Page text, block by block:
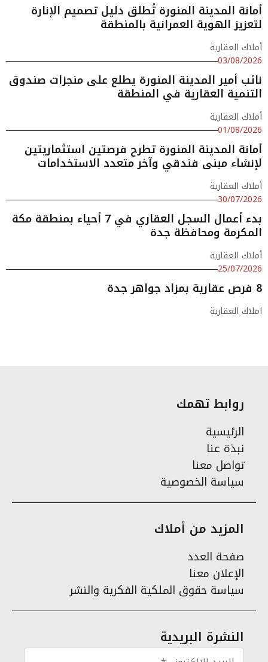
أمانة المدينة المنورة تُطلق دليل تصميم الإنارة
لتعزيز الهوية العمرانية بالمنطقة
أملاك العقارية
03/08/2026
نائب أمير المدينة المنورة يطلع على منجزات صندوق
التنمية العقارية في المنطقة
أملاك العقارية
01/08/2026
أمانة المدينة المنورة تطرح فرصتين استثماريتين
لإنشاء مبنى فندقي وآخر متعدد الاستخدامات
أملاك العقارية
30/07/2026
بدء أعمال السجل العقاري في 7 أحياء بمنطقة مكة
المكرمة ومحافظة جدة
أملاك العقارية
25/07/2026
8 فرص عقارية بمزاد جواهر جدة
املاك العقارية
روابط تهمك
الرئيسية
نبذة عنا
تواصل معنا
سياسة الخصوصية
المزيد من أملاك
صفحة العدد
الإعلان معنا
سياسة حقوق الملكية الفكرية والنشر
النشرة البريدية